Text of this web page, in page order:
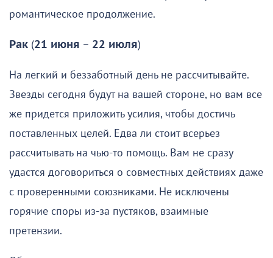
романтическое продолжение.
Рак (21 июня – 22 июля)
На легкий и беззаботный день не рассчитывайте.
Звезды сегодня будут на вашей стороне, но вам все
же придется приложить усилия, чтобы достичь
поставленных целей. Едва ли стоит всерьез
рассчитывать на чью-то помощь. Вам не сразу
удастся договориться о совместных действиях даже
с проверенными союзниками. Не исключены
горячие споры из-за пустяков, взаимные
претензии.